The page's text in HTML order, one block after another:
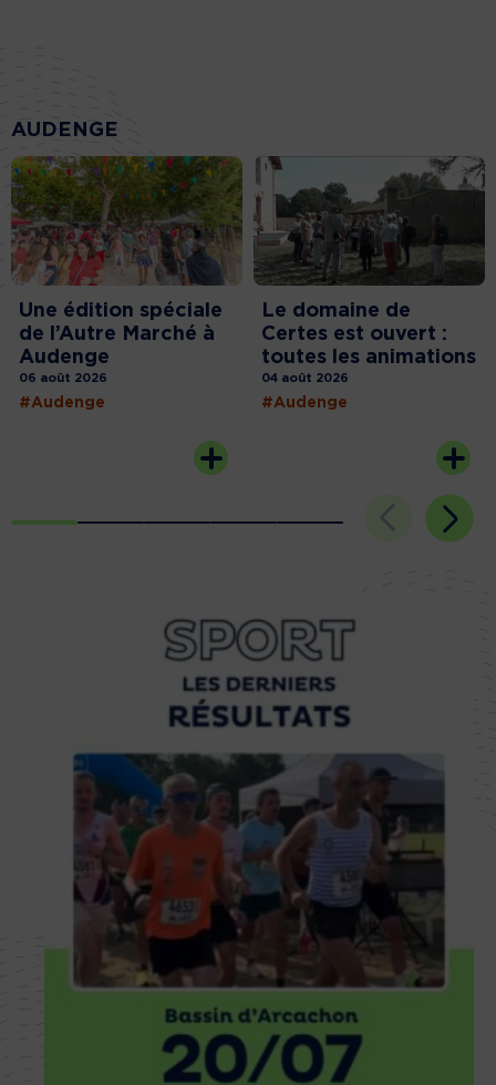
AUDENGE
Une édition spéciale
de l’Autre Marché à
Audenge
06 août 2026
#Audenge
Le domaine de
Certes est ouvert :
toutes les animations
04 août 2026
#Audenge